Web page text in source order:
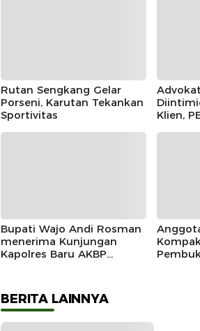
Rutan Sengkang Gelar
Porseni, Karutan Tekankan
Sportivitas
Klien,
Bupati Wajo Andi Rosman
menerima Kunjungan
Kapolres Baru AKBP
Sinergi
BERITA LAINNYA